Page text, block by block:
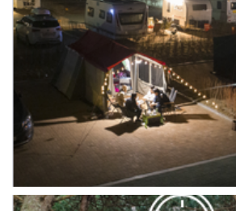
캠핑장(9월1일~6일) 미운영 공지